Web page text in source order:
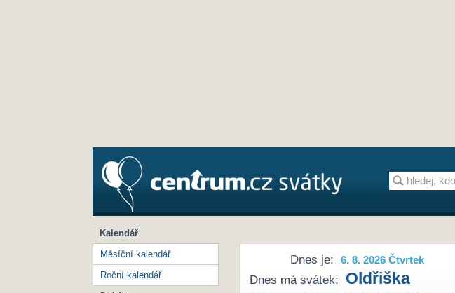
Dnes je: 6. 8. 2026 Čtvrtek
Dnes má svátek: Oldřiška
Kalendář
Měsíční kalendář
Roční kalendář